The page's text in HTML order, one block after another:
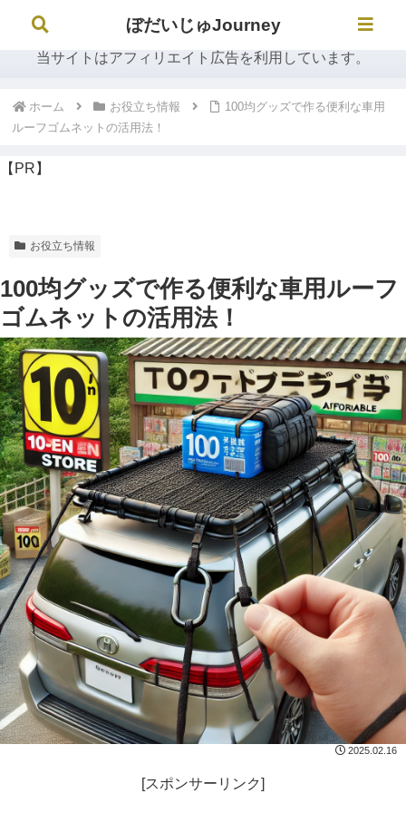
ぼだいじゅJourney
当サイトはアフィリエイト広告を利用しています。
ホーム お役立ち情報
100均グッズで作る便利な車用
ルーフゴムネットの活用法！
【PR】
お役立ち情報
100均グッズで作る便利な車用ルーフ
ゴムネットの活用法！
2025.02.16
[スポンサーリンク]
ぼだいじゅJourney